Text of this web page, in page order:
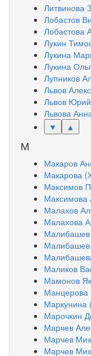
Литвинова
Лобастов
Лобастова
Лукин
Лукина
Лукина
Лупников
Львов
Львов
Львова
▼
▲
М
Макаров
Макарова
Максимов
Малахов
Малахова
Малибашев
Малибашев
Маликов
Мамонов
Манцерова
Маркунина
Марочкин
Марчев
Марчев
Марчев